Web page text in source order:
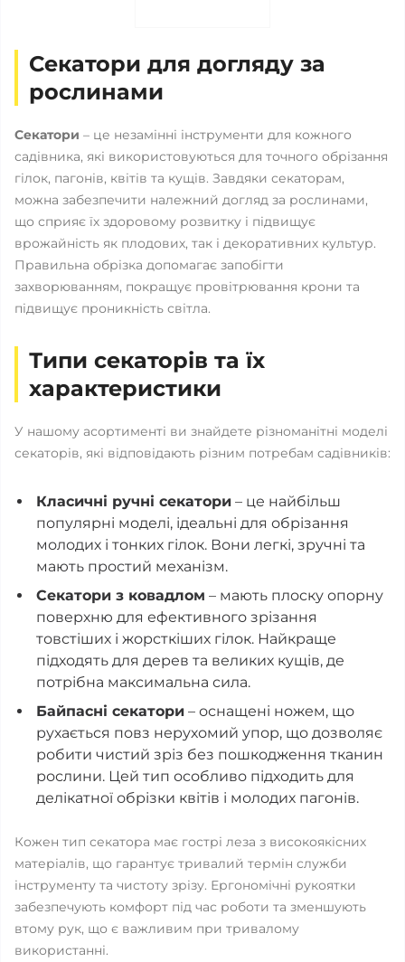
Секатори для догляду за
рослинами
Секатори – це незамінні інструменти для кожного
садівника, які використовуються для точного обрізання
гілок, пагонів, квітів та кущів. Завдяки секаторам,
можна забезпечити належний догляд за рослинами,
що сприяє їх здоровому розвитку і підвищує
врожайність як плодових, так і декоративних культур.
Правильна обрізка допомагає запобігти
захворюванням, покращує провітрювання крони та
підвищує проникність світла.
Типи секаторів та їх
характеристики
У нашому асортименті ви знайдете різноманітні моделі
секаторів, які відповідають різним потребам садівників:
Класичні ручні секатори – це найбільш
популярні моделі, ідеальні для обрізання
молодих і тонких гілок. Вони легкі, зручні та
мають простий механізм.
Секатори з ковадлом – мають плоску опорну
поверхню для ефективного зрізання
товстіших і жорсткіших гілок. Найкраще
підходять для дерев та великих кущів, де
потрібна максимальна сила.
Байпасні секатори – оснащені ножем, що
рухається повз нерухомий упор, що дозволяє
робити чистий зріз без пошкодження тканин
рослини. Цей тип особливо підходить для
делікатної обрізки квітів і молодих пагонів.
Кожен тип секатора має гострі леза з високоякісних
матеріалів, що гарантує тривалий термін служби
інструменту та чистоту зрізу. Ергономічні рукоятки
забезпечують комфорт під час роботи та зменшують
втому рук, що є важливим при тривалому
використанні.